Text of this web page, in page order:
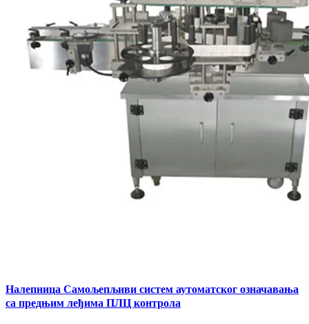
Налепница Самољепљиви систем аутоматског означавања
са предњим леђима ПЛЦ контрола